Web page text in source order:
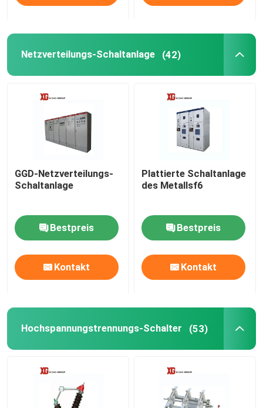
Netzverteilungs-Schaltanlage (42)
GGD-Netzverteilungs-
Schaltanlage
Bestpreis
Kontakt
Plattierte Schaltanlage
des Metallsf6
Bestpreis
Kontakt
Hochspannungstrennungs-Schalter (53)